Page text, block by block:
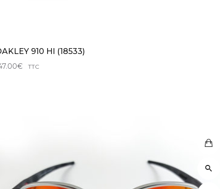
910 HI (18533)
€ TTC